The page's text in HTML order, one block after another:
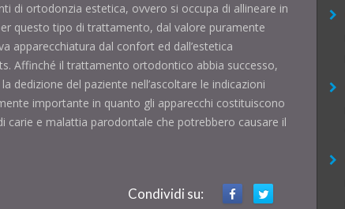
di ortodonzia estetica, ovvero si occupa di allineare in
questo tipo di trattamento, dal valore puramente
apparecchiatura dal confort ed dall’estetica
Affinché il trattamento ortodontico abbia successo,
dedizione del paziente nell’ascoltare le indicazioni
importante in quanto gli apparecchi costituiscono
e malattia parodontale che potrebbero causare il
Condividi su: